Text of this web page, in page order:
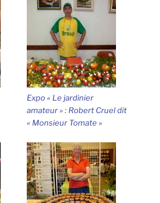
Expo « Le jardinier
amateur » : Robert Cruel dit
« Monsieur Tomate »